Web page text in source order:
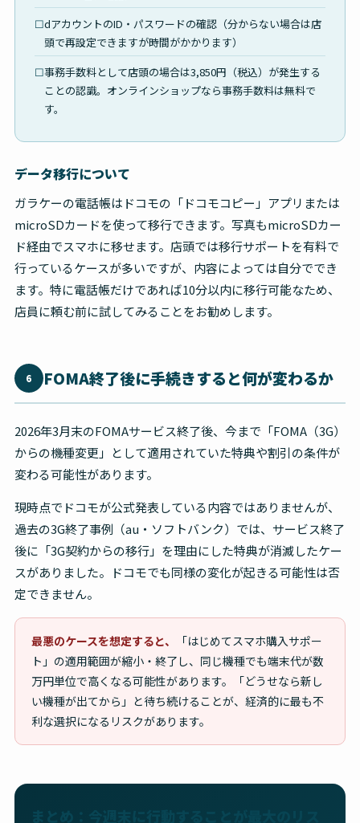
dアカウントのID・パスワードの確認（分からない場合は店
頭で再設定できますが時間がかかります）
事務手数料として店頭の場合は3,850円（税込）が発生する
ことの認識。オンラインショップなら事務手数料は無料で
す。
データ移行について
ガラケーの電話帳はドコモの「ドコモコピー」アプリまたは
microSDカードを使って移行できます。写真もmicroSDカー
ド経由でスマホに移せます。店頭では移行サポートを有料で
行っているケースが多いですが、内容によっては自分ででき
ます。特に電話帳だけであれば10分以内に移行可能なため、
店員に頼む前に試してみることをお勧めします。
6 FOMA終了後に手続きすると何が変わるか
2026年3月末のFOMAサービス終了後、今まで「FOMA（3G）
からの機種変更」として適用されていた特典や割引の条件が
変わる可能性があります。
現時点でドコモが公式発表している内容ではありませんが、
過去の3G終了事例（au・ソフトバンク）では、サービス終了
後に「3G契約からの移行」を理由にした特典が消滅したケー
スがありました。ドコモでも同様の変化が起きる可能性は否
定できません。
最悪のケースを想定すると、
「はじめてスマホ購入サポー
ト」の適用範囲が縮小・終了し、同じ機種でも端末代が数
万円単位で高くなる可能性があります。「どうせなら新し
い機種が出てから」と待ち続けることが、経済的に最も不
利な選択になるリスクがあります。
まとめ：今週末に行動することが最大のリス